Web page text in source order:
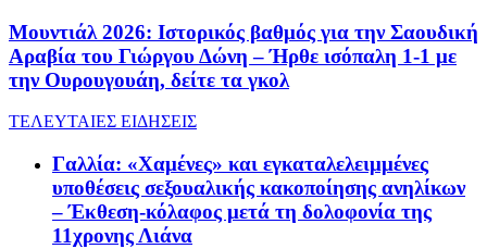
Μουντιάλ 2026: Ιστορικός βαθμός για την Σαουδική
Αραβία του Γιώργου Δώνη – Ήρθε ισόπαλη 1-1 με
την Ουρουγουάη, δείτε τα γκολ
ΤΕΛΕΥΤΑΙΕΣ ΕΙΔΗΣΕΙΣ
Γαλλία: «Χαμένες» και εγκαταλελειμμένες
υποθέσεις σεξουαλικής κακοποίησης ανηλίκων
– Έκθεση-κόλαφος μετά τη δολοφονία της
11χρονης Λιάνα